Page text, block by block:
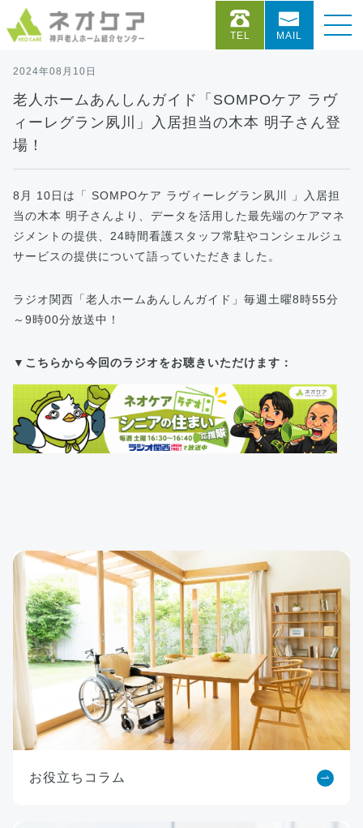
TEL MAIL
2024年08月10日
老人ホームあんしんガイド「SOMPOケア ラヴ
ィーレグラン夙川」入居担当の木本 明子さん登
場！
8月 10日は「 SOMPOケア ラヴィーレグラン夙川 」入居担
当の木本 明子さんより、データを活用した最先端のケアマネ
ジメントの提供、24時間看護スタッフ常駐やコンシェルジュ
サービスの提供について語っていただきました。
ラジオ関西「老人ホームあんしんガイド」毎週土曜8時55分
～9時00分放送中！
▼こちらから今回のラジオをお聴きいただけます：
お役立ちコラム